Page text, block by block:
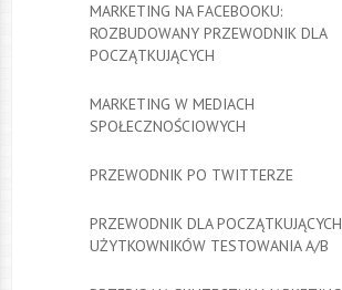
MARKETING NA FACEBOOKU:
ROZBUDOWANY PRZEWODNIK DLA
POCZĄTKUJĄCYCH
MARKETING W MEDIACH
SPOŁECZNOŚCIOWYCH
PRZEWODNIK PO TWITTERZE
PRZEWODNIK DLA POCZĄTKUJĄCYCH
UŻYTKOWNIKÓW TESTOWANIA A/B